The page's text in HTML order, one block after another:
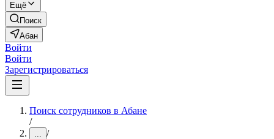
Ещё
Поиск
Абан
Войти
Войти
Зарегистрироваться
Поиск сотрудников в Абане
/
... /